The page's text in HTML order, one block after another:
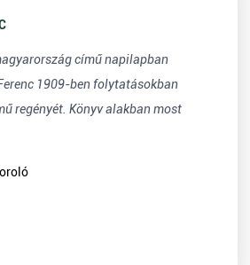
című napilapban
1909-ben folytatásokban
regényét. Könyv alakban most